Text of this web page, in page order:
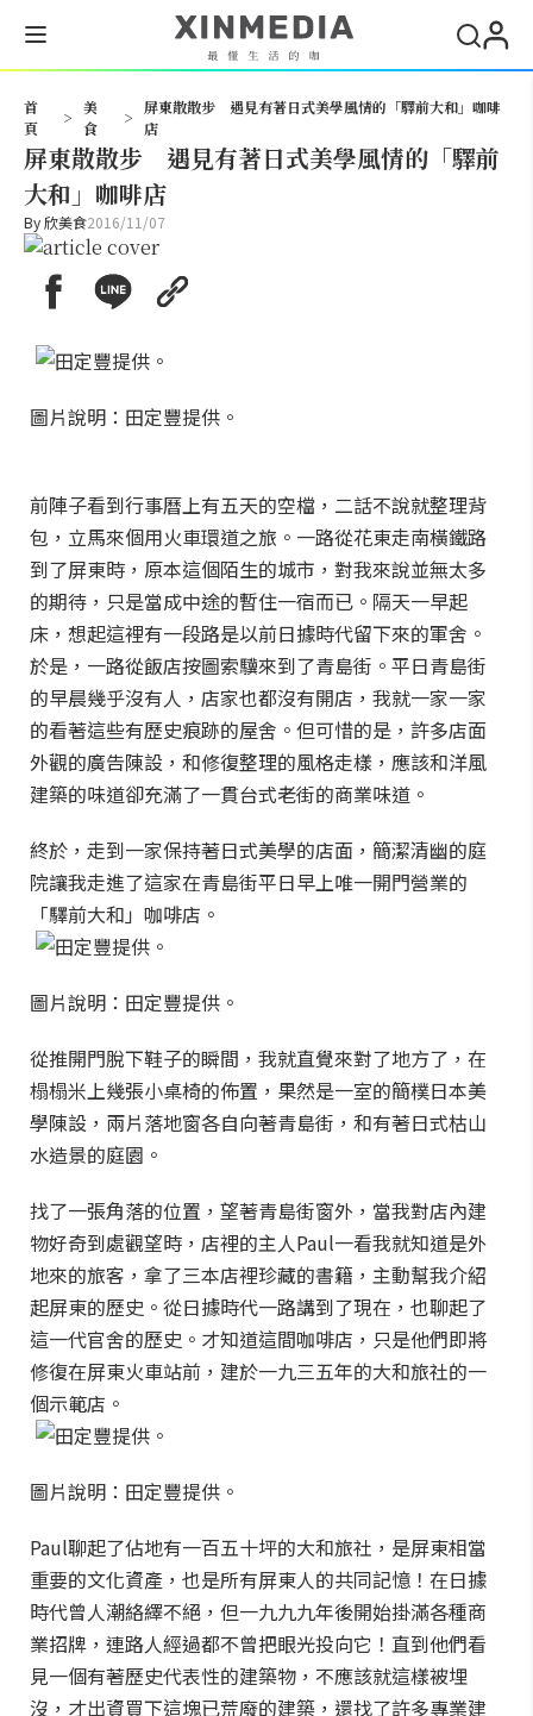
首
頁
>
美
食
>
屏東散散步 遇見有著日式美學風情的「驛前大和」咖啡
店
屏東散散步 遇見有著日式美學風情的「驛前
大和」咖啡店
By欣美食2016/11/07
圖片說明：田定豐提供。
前陣子看到行事曆上有五天的空檔，二話不說就整理背
包，立馬來個用火車環道之旅。一路從花東走南橫鐵路
到了屏東時，原本這個陌生的城市，對我來說並無太多
的期待，只是當成中途的暫住一宿而已。隔天一早起
床，想起這裡有一段路是以前日據時代留下來的軍舍。
於是，一路從飯店按圖索驥來到了青島街。平日青島街
的早晨幾乎沒有人，店家也都沒有開店，我就一家一家
的看著這些有歷史痕跡的屋舍。但可惜的是，許多店面
外觀的廣告陳設，和修復整理的風格走樣，應該和洋風
建築的味道卻充滿了一貫台式老街的商業味道。
終於，走到一家保持著日式美學的店面，簡潔清幽的庭
院讓我走進了這家在青島街平日早上唯一開門營業的
「驛前大和」咖啡店。
圖片說明：田定豐提供。
從推開門脫下鞋子的瞬間，我就直覺來對了地方了，在
榻榻米上幾張小桌椅的佈置，果然是一室的簡樸日本美
學陳設，兩片落地窗各自向著青島街，和有著日式枯山
水造景的庭園。
找了一張角落的位置，望著青島街窗外，當我對店內建
物好奇到處觀望時，店裡的主人Paul一看我就知道是外
地來的旅客，拿了三本店裡珍藏的書籍，主動幫我介紹
起屏東的歷史。從日據時代一路講到了現在，也聊起了
這一代官舍的歷史。才知道這間咖啡店，只是他們即將
修復在屏東火車站前，建於一九三五年的大和旅社的一
個示範店。
圖片說明：田定豐提供。
Paul聊起了佔地有一百五十坪的大和旅社，是屏東相當
重要的文化資產，也是所有屏東人的共同記憶！在日據
時代曾人潮絡繹不絕，但一九九九年後開始掛滿各種商
業招牌，連路人經過都不曾把眼光投向它！直到他們看
見一個有著歷史代表性的建築物，不應該就這樣被埋
沒，才出資買下這塊已荒廢的建築，還找了許多專業建